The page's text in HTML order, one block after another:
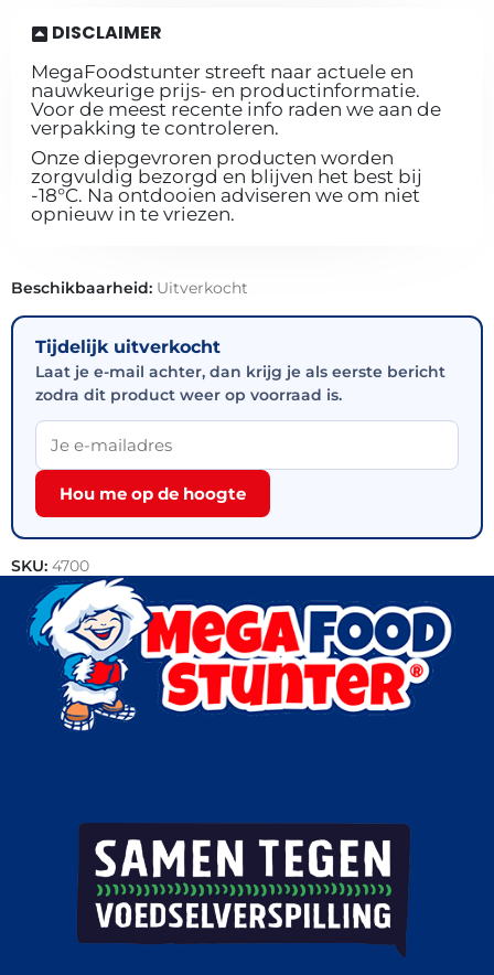
DISCLAIMER
MegaFoodstunter streeft naar actuele en
nauwkeurige prijs- en productinformatie.
Voor de meest recente info raden we aan de
verpakking te controleren.
Onze diepgevroren producten worden
zorgvuldig bezorgd en blijven het best bij
-18°C. Na ontdooien adviseren we om niet
opnieuw in te vriezen.
Beschikbaarheid: Uitverkocht
Tijdelijk uitverkocht
Laat je e-mail achter, dan krijg je als eerste bericht
zodra dit product weer op voorraad is.
Hou me op de hoogte
SKU: 4700
Categorieën:IJs